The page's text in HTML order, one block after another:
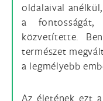
oldalaival
a
közvetítette.
természet
a legmélyebb
Az életének ezt